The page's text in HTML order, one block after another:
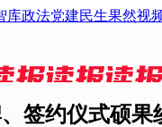
库政法党建民生果然视
签约仪式硕果